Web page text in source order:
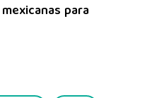
para